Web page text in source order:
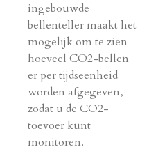
ingebouwde
bellenteller maakt het
mogelijk om te zien
hoeveel CO2-bellen
er per tijdseenheid
worden afgegeven,
zodat u de CO2-
toevoer kunt
monitoren.